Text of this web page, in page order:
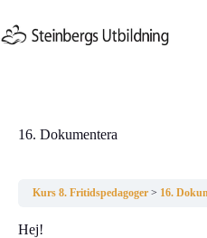
till
innehåll
16. Dokumentera
Kurs 8. Fritidspedagoger 16.
Hej!